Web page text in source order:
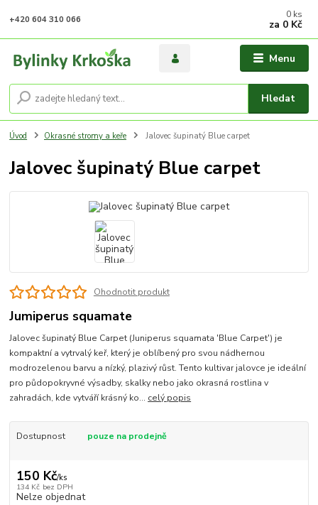
Menu
Hledat
+420 604 310 066 0 ks
za 0 Kč
Úvod Okrasné stromy a keře Jalovec šupinatý Blue carpet
Jalovec šupinatý Blue carpet
Ohodnotit produkt
Jumiperus squamate
Jalovec šupinatý Blue Carpet (Juniperus squamata 'Blue Carpet') je
kompaktní a vytrvalý keř, který je oblíbený pro svou nádhernou
modrozelenou barvu a nízký, plazivý růst. Tento kultivar jalovce je ideální
pro půdopokryvné výsadby, skalky nebo jako okrasná rostlina v
zahradách, kde vytváří krásný ko... celý popis
Dostupnost pouze na prodejně
150 Kč/ks
134 Kč bez DPH
Nelze objednat